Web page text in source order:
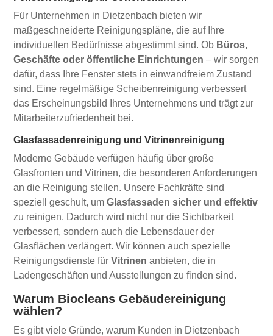
Für Unternehmen in Dietzenbach bieten wir
maßgeschneiderte Reinigungspläne, die auf Ihre
individuellen Bedürfnisse abgestimmt sind. Ob Büros,
Geschäfte oder öffentliche Einrichtungen – wir sorgen
dafür, dass Ihre Fenster stets in einwandfreiem Zustand
sind. Eine regelmäßige Scheibenreinigung verbessert
das Erscheinungsbild Ihres Unternehmens und trägt zur
Mitarbeiterzufriedenheit bei.
Glasfassadenreinigung und Vitrinenreinigung
Moderne Gebäude verfügen häufig über große
Glasfronten und Vitrinen, die besonderen Anforderungen
an die Reinigung stellen. Unsere Fachkräfte sind
speziell geschult, umGlasfassaden sicher und effektiv
zu reinigen. Dadurch wird nicht nur die Sichtbarkeit
verbessert, sondern auch die Lebensdauer der
Glasflächen verlängert. Wir können auch spezielle
Reinigungsdienste fürVitrinen anbieten, die in
Ladengeschäften und Ausstellungen zu finden sind.
Warum Biocleans Gebäudereinigung
wählen?
Es gibt viele Gründe, warum Kunden in Dietzenbach